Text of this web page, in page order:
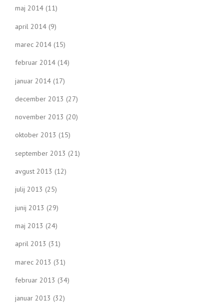
maj 2014 (11)
april 2014 (9)
marec 2014 (15)
februar 2014 (14)
januar 2014 (17)
december 2013 (27)
november 2013 (20)
oktober 2013 (15)
september 2013 (21)
avgust 2013 (12)
julij 2013 (25)
junij 2013 (29)
maj 2013 (24)
april 2013 (31)
marec 2013 (31)
februar 2013 (34)
januar 2013 (32)